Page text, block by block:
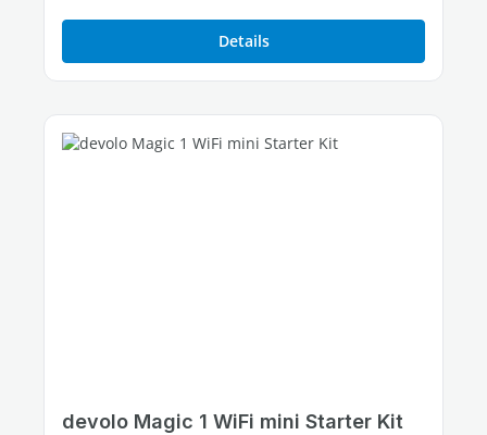
Details
devolo Magic 1 WiFi mini Starter Kit